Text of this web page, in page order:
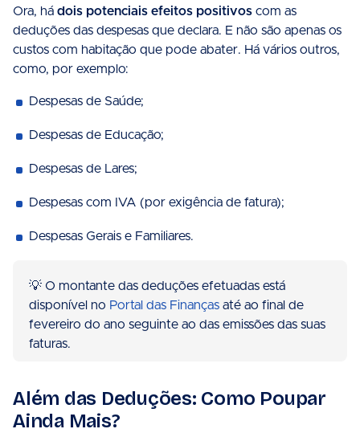
Ora, há dois potenciais efeitos positivos com as
deduções das despesas que declara. E não são apenas os
custos com habitação que pode abater. Há vários outros,
como, por exemplo:
Despesas de Saúde;
Despesas de Educação;
Despesas de Lares;
Despesas com IVA (por exigência de fatura);
Despesas Gerais e Familiares.
💡 O montante das deduções efetuadas está
disponível no Portal das Finanças até ao final de
fevereiro do ano seguinte ao das emissões das suas
faturas.
Além das Deduções: Como Poupar
Ainda Mais?